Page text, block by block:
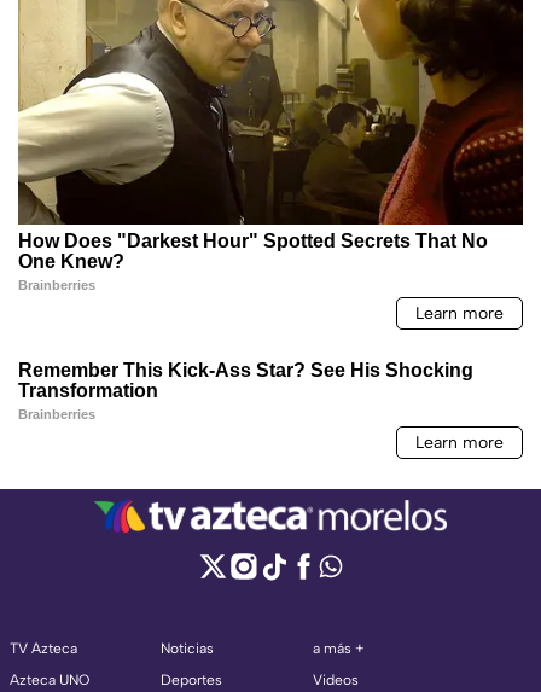
TV Azteca
Azteca UNO
Noticias
Deportes
a más +
Videos